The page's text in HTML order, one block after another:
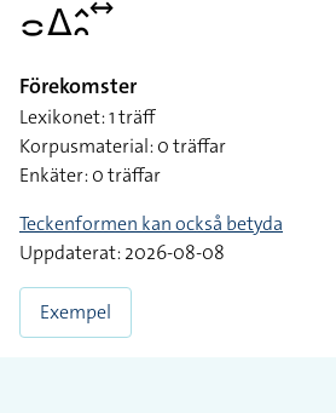
􌤌􌤩􌤵􌥘􌥤
Förekomster
Lexikonet: 1 träff
Korpusmaterial: 0 träffar
Enkäter: 0 träffar
Teckenformen kan också betyda
Uppdaterat: 2026-08-08
Exempel